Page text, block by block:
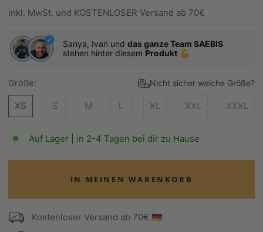
inkl. MwSt. und KOSTENLOSER Versand ab 70€
Sanya, Ivan und das ganze Team SAEBIS
stehen hinter diesem Produkt 💪
Größe: Nicht sicher welche Größe?
XS S M L XL XXL XXXL
Auf Lager | in 2-4 Tagen bei dir zu Hause
IN MEINEN WARENKORB
Kostenloser Versand ab 70€ 🇩🇪